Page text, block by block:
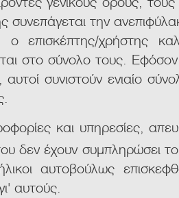
συνεπάγεται την
ο επισκέπτης/
στο σύνολο τους.
συνιστούν ενιαίο
και υπηρεσίες,
δεν έχουν συμπληρώσει
αυτοβούλως
αυτούς.